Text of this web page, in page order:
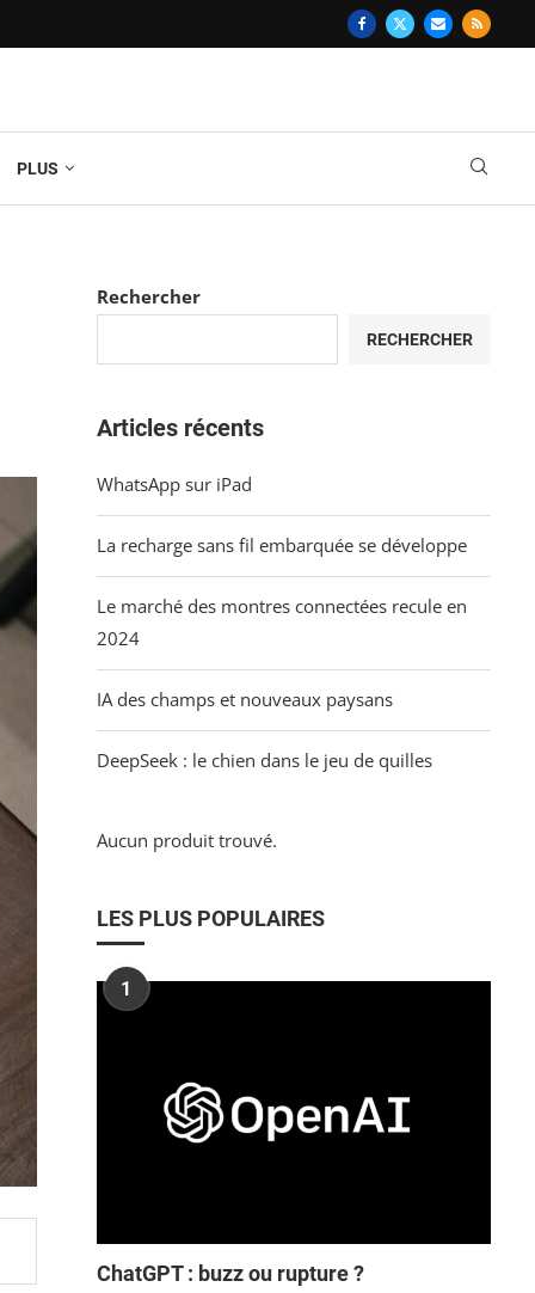
PLUS
Rechercher
RECHERCHER
Articles récents
WhatsApp sur iPad
La recharge sans fil embarquée se développe
Le marché des montres connectées recule en
2024
IA des champs et nouveaux paysans
DeepSeek : le chien dans le jeu de quilles
Aucun produit trouvé.
LES PLUS POPULAIRES
1
ChatGPT : buzz ou rupture ?